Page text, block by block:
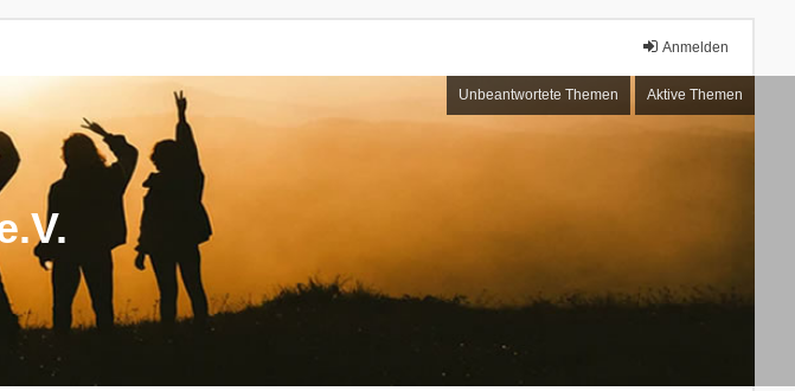
Anmelden
Unbeantwortete Themen Aktive Themen